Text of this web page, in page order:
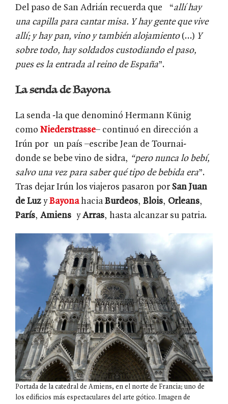
Del paso de San Adrián recuerda que “allí hay
una capilla para cantar misa. Y hay gente que vive
allí; y hay pan, vino y también alojamiento(…) Y
sobre todo, hay soldados custodiando el paso,
pues es la entrada al reino de España”.
La senda de Bayona
La senda -la que denominó Hermann Künig
como Niederstrasse– continuó en dirección a
Irún por un país –escribe Jean de Tournai-
donde se bebe vino de sidra, “pero nunca lo bebí,
salvo una vez para saber qué tipo de bebida era”.
Tras dejar Irún los viajeros pasaron por San Juan
de Luz yBayonahacia Burdeos, Blois, Orleans,
París, Amiens yArras, hasta alcanzar su patria.
Portada de la catedral de Amiens, en el norte de Francia; uno de
los edificios más espectaculares del arte gótico. Imagen de